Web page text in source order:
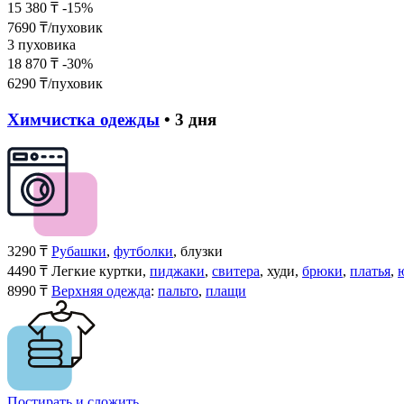
15 380 ₸ -15%
7690 ₸/пуховик
3 пуховика
18 870 ₸ -30%
6290 ₸/пуховик
Химчистка одежды • 3 дня
3290 ₸ Рубашки, футболки, блузки
4490 ₸ Легкие куртки, пиджаки, свитера, худи, брюки, платья,
8990 ₸ Верхняя одежда: пальто, плащи